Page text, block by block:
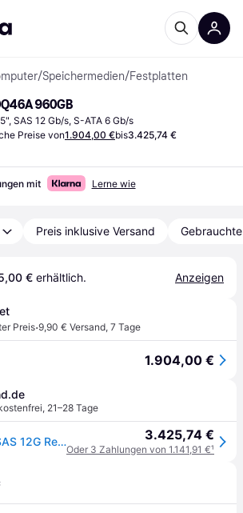
/Speichermedien/Festplatten
960GB
SAS 12 Gb/s, S-ATA 6 Gb/s
Preise von1.904,00 €bis3.425,74 €
mit Lerne wie
Preis inklusive Versand
€ erhältlich. Anzeigen
Preis·9,90 € Versand, 7 Tage
1.904,00 €
, 21–28 Tage
HPE MSA 960GB SAS 12G Read Intensive SFF (2.5in) M2 3yr Wty SSD, 960 GB, SAS 3.425,74 €
Oder 3 Zahlungen von 1.141,91 €¹